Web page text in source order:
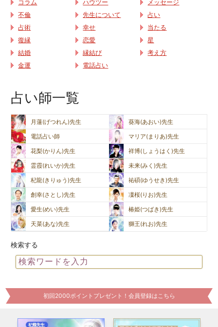
コラム
ハウツー
メッセージ
不倫
先生について
占い
占術
幸せ
当たる
復縁
恋愛
星
結婚
縁結び
考え方
金運
電話占い
占い師一覧
月蓮(げつれん)先生
葵海(あおい)先生
電話占い師
マリア(まりあ)先生
花梨(かりん)先生
祥博(しょうはく)先生
霊霞(れいか)先生
未来(みく)先生
杞龍(きりゅう)先生
祐碩(ゆうせき)先生
創幸(さとし)先生
凜桜(りお)先生
愛生(めい)先生
椿姫(つばき)先生
天菜(あな)先生
獅王(れお)先生
検索する
初回2000ポイントプレゼント！会員登録はこちら